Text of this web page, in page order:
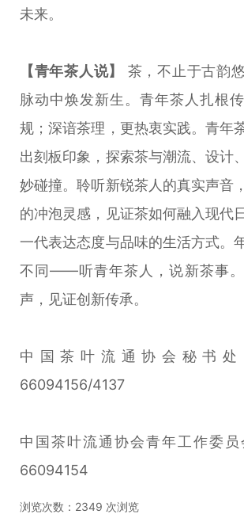
未来。
【青年茶人说】
茶，不止于古韵
脉动中焕发新生。青年茶人扎根
规；深谙茶理，更热衷实践。青年
出刻板印象，探索茶与潮流、设计
妙碰撞。聆听新锐茶人的真实声音
的冲泡灵感，见证茶如何融入现代
一代表达态度与品味的生活方式。
不同——听青年茶人，说新茶事
声，见证创新传承。
中国茶叶流通协会秘书处
66094156/4137
中国茶叶流通协会青年工作委
66094154
浏览次数： 2349 次浏览